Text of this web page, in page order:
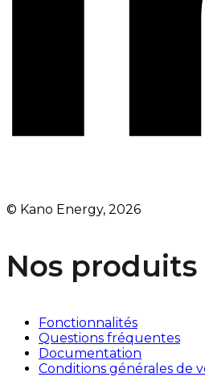
© Kano Energy, 2026
Nos produits
Fonctionnalités
Questions fréquentes
Documentation
Conditions générales de